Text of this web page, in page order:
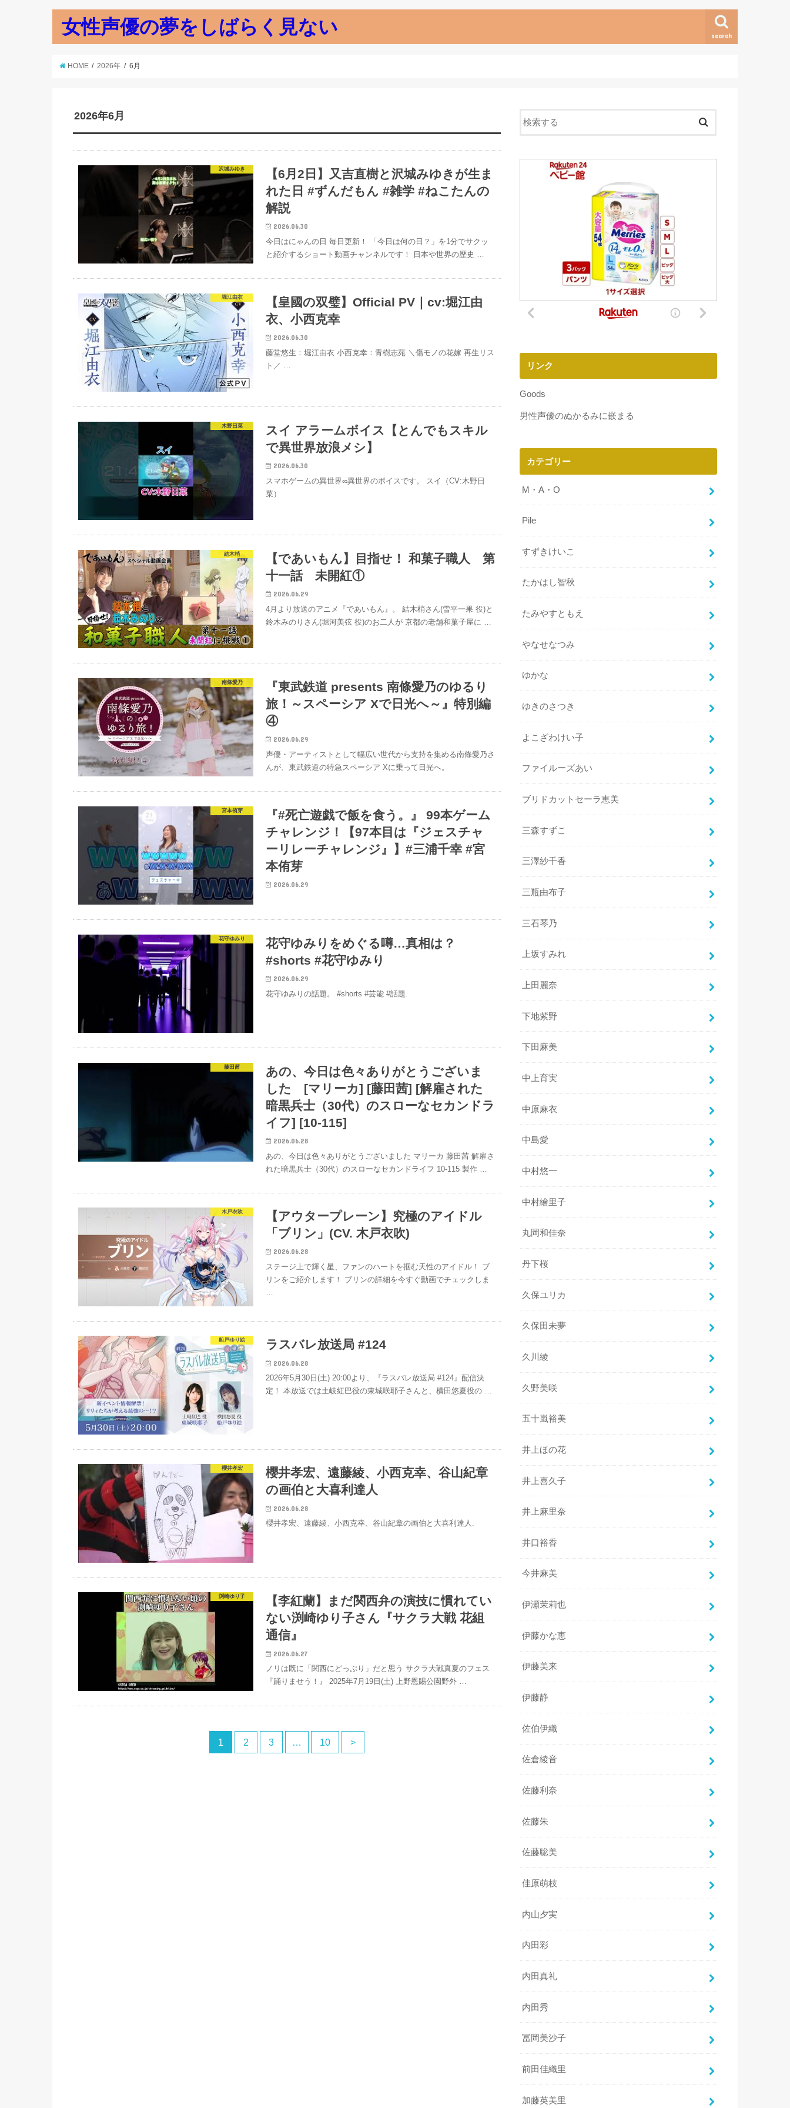
女性声優の夢をしばらく見ない search
HOME 2026年 6月
2026年6月
沢城みゆき
【6月2日】又吉直樹と沢城みゆきが生ま
れた日 #ずんだもん #雑学 #ねこたんの
解説
2026.06.30
今日はにゃんの日 毎日更新！ 「今日は何の日？」を1分でサクッ
と紹介するショート動画チャンネルです！ 日本や世界の歴史 …
堀江由衣
【皇國の双璧】Official PV｜cv:堀江由
衣、小西克幸
2026.06.30
藤堂悠生：堀江由衣 小西克幸：青樹志苑 ＼傷モノの花嫁 再生リス
ト／ …
木野日菜
スイ アラームボイス【とんでもスキル
で異世界放浪メシ】
2026.06.30
スマホゲームの異世界∞異世界のボイスです。 スイ（CV:木野日
菜）
結木梢
【であいもん】目指せ！ 和菓子職人 第
十一話 未開紅①
2026.06.29
4月より放送のアニメ『であいもん』。 結木梢さん(雪平一果 役)と
鈴木みのりさん(堀河美弦 役)のお二人が 京都の老舗和菓子屋に …
南條愛乃
『東武鉄道 presents 南條愛乃のゆるり
旅！～スペーシア Xで日光へ～』特別編
④
2026.06.29
声優・アーティストとして幅広い世代から支持を集める南條愛乃さ
んが、東武鉄道の特急スペーシア Xに乗って日光へ。
宮本侑芽
『#死亡遊戯で飯を食う。』 99本ゲーム
チャレンジ！【97本目は『ジェスチャ
ーリレーチャレンジ』】#三浦千幸 #宮
本侑芽
2026.06.29
花守ゆみり
花守ゆみりをめぐる噂…真相は？
#shorts #花守ゆみり
2026.06.29
花守ゆみりの話題。 #shorts #芸能 #話題.
藤田茜
あの、今日は色々ありがとうございま
した [マリーカ] [藤田茜] [解雇された
暗黒兵士（30代）のスローなセカンドラ
イフ] [10-115]
2026.06.28
あの、今日は色々ありがとうございました マリーカ 藤田茜 解雇さ
れた暗黒兵士（30代）のスローなセカンドライフ 10-115 製作 …
木戸衣吹
【アウタープレーン】究極のアイドル
「ブリン」(CV. 木戸衣吹)
2026.06.28
ステージ上で輝く星、ファンのハートを掴む天性のアイドル！ ブ
リンをご紹介します！ ブリンの詳細を今すぐ動画でチェックしま
…
船戸ゆり絵 ラスバレ放送局 #124
2026.06.28
2026年5月30日(土) 20:00より、『ラスバレ放送局 #124』配信決
定！ 本放送では土岐紅巴役の東城咲耶子さんと、横田悠夏役の …
櫻井孝宏
櫻井孝宏、遠藤綾、小西克幸、谷山紀章
の画伯と大喜利達人
2026.06.28
櫻井孝宏、遠藤綾、小西克幸、谷山紀章の画伯と大喜利達人.
渕崎ゆり子
【李紅蘭】まだ関西弁の演技に慣れてい
ない渕崎ゆり子さん『サクラ大戦 花組
通信』
2026.06.27
ノリは既に「関西にどっぷり」だと思う サクラ大戦真夏のフェス
『踊りませう！』 2025年7月19日(土) 上野恩賜公園野外 …
1 2 3 … 10 >
リンク
Goods
男性声優のぬかるみに嵌まる
カテゴリー
M・A・O
Pile
すずきけいこ
たかはし智秋
たみやすともえ
やなせなつみ
ゆかな
ゆきのさつき
よこざわけい子
ファイルーズあい
ブリドカットセーラ恵美
三森すずこ
三澤紗千香
三瓶由布子
三石琴乃
上坂すみれ
上田麗奈
下地紫野
下田麻美
中上育実
中原麻衣
中島愛
中村悠一
中村繪里子
丸岡和佳奈
丹下桜
久保ユリカ
久保田未夢
久川綾
久野美咲
五十嵐裕美
井上ほの花
井上喜久子
井上麻里奈
井口裕香
今井麻美
伊瀬茉莉也
伊藤かな恵
伊藤美来
伊藤静
佐伯伊織
佐倉綾音
佐藤利奈
佐藤朱
佐藤聡美
佳原萌枝
内山夕実
内田彩
内田真礼
内田秀
冨岡美沙子
前田佳織里
加藤英美里